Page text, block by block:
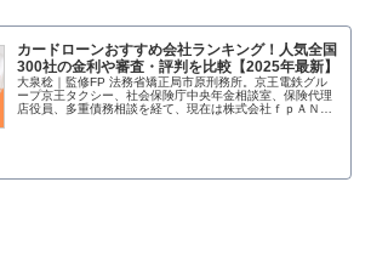
カードローンおすすめ会社ランキング！人気全国
300社の金利や審査・評判を比較【2025年最新】
大泉稔｜監修FP 法務省矯正局市原刑務所。京王電鉄グル
ープ京王タクシー、社会保険庁中央年金相談室、保険代理
店役員、多重債務相談を経て、現在は株式会社ｆｐＡＮＳ